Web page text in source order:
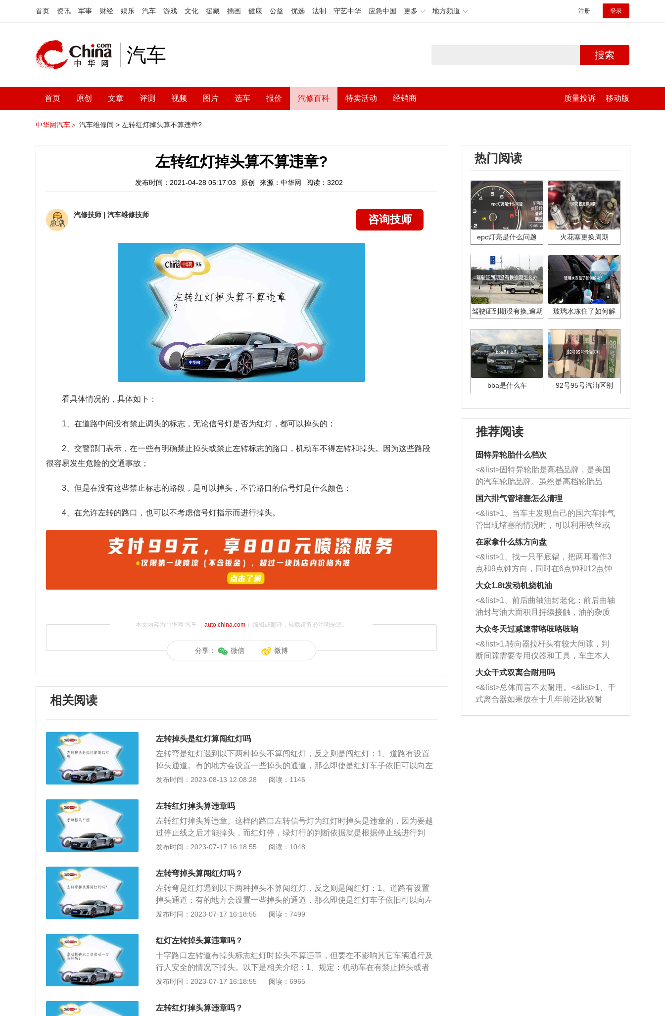
首页 资讯 军事 财经 娱乐 汽车 游戏 文化 援藏 插画 健康 公益 优选 法制 守艺中华 应急中国 更多 地方频道 注册 登录
汽车 搜索
首页 原创 文章 评测 视频 图片 选车 报价 汽修百科 特卖活动 经销商 质量投诉 移动版
中华网汽车＞ 汽车维修间 > 左转红灯掉头算不算违章?
左转红灯掉头算不算违章?
发布时间：2021-04-28 05:17:03 原创 来源：中华网 阅读：3202
汽修技师 | 汽车维修技师 咨询技师
看具体情况的，具体如下：
1、在道路中间没有禁止调头的标志，无论信号灯是否为红灯，都可以掉头的；
2、交警部门表示，在一些有明确禁止掉头或禁止左转标志的路口，机动车不得左转和掉头。因为这些路段
很容易发生危险的交通事故；
3、但是在没有这些禁止标志的路段，是可以掉头，不管路口的信号灯是什么颜色；
4、在允许左转的路口，也可以不考虑信号灯指示而进行掉头。
本文内容为中华网·汽车（ auto.china.com）编辑或翻译，转载请务必注明来源。
分享： 微信 微博
相关阅读
左转掉头是红灯算闯红灯吗
左转弯是红灯遇到以下两种掉头不算闯红灯，反之则是闯红灯：1、道路有设置
掉头通道。有的地方会设置一些掉头的通道，那么即使是红灯车子依旧可以向左
掉头，不过前提是车主得注意，不要影响到其他车辆的行驶。2、道路允许红灯
按照标志上的提醒走。此时驾驶人也是不需要看信号灯，假如因为看信号灯而停
止行驶，反而会被扣分。此外，车辆在左转的时千万不能在斑马线上进行，要过
了斑马线再左转。根据《中华人民共和国道路交通安全法》规定：机动车驾驶人
应当遵守道路交通安全法律、法规的规定，按照操作规范安全驾驶、文明驾驶。
饮酒、服用国家管制的精神药品或者麻醉药品，或者患有妨碍安全驾驶机动车的
使、纵容驾驶人违反道路交通安全法律、法规和机动车安全驾驶要求驾驶机动
车。
发布时间：2023-08-13 12:08:28 阅读：1146
左转红灯掉头算违章吗
左转红灯掉头算违章。这样的路口左转信号灯为红灯时掉头是违章的，因为要越
过停止线之后才能掉头，而红灯停，绿灯行的判断依据就是根据停止线进行判
断，因此，这种行为是属于违章行为。掉头位置未到停止线，并且机动车道没有
有一种情况是，道路上有明显标志，或引导路口，那么，此时也是可以不受左转
红灯限制，在确保安全的情况下和不要影响对向来车正常行驶时，是可以进行掉
头的。其实很多车主都有过以上的经历，在直行车道左转右转，或者直行直行。
表面上看起来他们只是不按导向车道行驶，实际上可能会被判定闯红灯。在道路
中间没有禁止调头的标志，无论信号灯是否为红灯，都可以掉头的；交警部门表
为这些路段很容易发生危险的交通事故；但是在没有这些禁止标志的路段，是可
以掉头，不管路口的信号灯是什么颜色；在允许左转的路口，也可以不考虑信号
灯指示而进行掉头。
发布时间：2023-07-17 16:18:55 阅读：1048
左转弯掉头算闯红灯吗？
左转弯是红灯遇到以下两种掉头不算闯红灯，反之则是闯红灯：1、道路有设置
掉头通道：有的地方会设置一些掉头的通道，那么即使是红灯车子依旧可以向左
掉头，不过前提是车主得注意，不要影响到其他车辆的行驶。2、道路允许红灯
按照标志上的提醒走。此时驾驶人也是不需要看信号灯，假如因为看信号灯而停
止行驶，反而会被扣分。此外，车辆在左转的时千万不能在斑马线上进行，要过
了斑马线再左转。
发布时间：2023-07-17 16:18:55 阅读：7499
红灯左转掉头算违章吗？
十字路口左转道有掉头标志红灯时掉头不算违章，但要在不影响其它车辆通行及
行人安全的情况下掉头。以下是相关介绍：1、规定：机动车在有禁止掉头或者
禁止左转弯标志、标线的地点以及在铁路道口、人行横道、桥梁、急弯、陡坡、
口，不要盲目探头。在这种路口，行人和非机动车会很随意地过路口，一旦发生
发布时间：2023-07-17 16:18:55 阅读：6965
左转红灯掉头算违章吗？
热门阅读
epc灯亮是什么问题 火花塞更换周期
驾驶证到期没有换,逾期
玻璃水冻住了如何解
bba是什么车 92号95号汽油区别
推荐阅读
固特异轮胎什么档次
<&list>固特异轮胎是高档品牌，是美国
的汽车轮胎品牌。虽然是高档轮胎品
牌，但是中高低端的轮胎都有生产，这
也是为了更好的开拓市场。
国六排气管堵塞怎么清理
<&list>1、当车主发现自己的国六车排气
管出现堵塞的情况时，可以利用铁丝或
者是细棍，直接将杂物给取出来，如果
堵塞情况比较严重，也可以采取应急措
施。 <&list>2、直接利用木棍将所有的
杂物推到排气管里面的位置处，然后将
三元催化器拆解开，就可以将堵塞的东
西取出来。但如果是因为积碳过多引起
的堵塞，就需要将三元催化器泡在草酸
洗剂对堵塞的情况得到解决，将清洗剂
放在燃油箱中，与燃油混合后，车辆启
动时，就可以和汽油一起进入到燃烧
室，最后形成废气排出，就可以让三元
催化器得到清洗，排气管堵塞的情况就
能够得到解决。
在家拿什么练方向盘
<&list>1、找一只平底锅，把两耳看作3
点和9点钟方向，同时在6点钟和12点钟
方向做一个标记。 <&list>2、双手握住
一圈半的练习，往右同样也要打相同的
圈数。 <&list>3、最后强调要反复练
习，这样就可以形成肌肉记忆，在真实
驾驶车辆时，不需要记忆也能打好方
向。
大众1.8t发动机烧机油
<&list>1、前后曲轴油封老化：前后曲轴
油封与油大面积且持续接触，油的杂质
和发动机内持续温度变化使其密封效果
逐渐减弱，导致渗油或漏油。<&list>2、
活塞间隙过大：积碳会使活塞环与缸体
的间隙扩大，导致机油流入燃烧室中，
造成烧机油。<&list>3、机油粘度。使用
机油粘度过小的话，同样会有烧机油现
象，机油粘度过小具有很好的流动性，
大众冬天过减速带咯吱咯吱响
<&list>1.转向器拉杆头有较大间隙，判
断间隙需要专用仪器和工具，车主本人
无法制作，需要将车辆送到修理厂或4s
店；<&list>2.车辆半轴套管防尘罩破
裂，破裂后会出现漏油现象，使半轴磨
损严重，磨损的半轴容易损坏，产生异
响；<&list>3.稳定器的转向胶套和球头
大众干式双离合耐用吗
<&list>总体而言不太耐用。<&list>1、干
式离合器如果放在十几年前还比较耐